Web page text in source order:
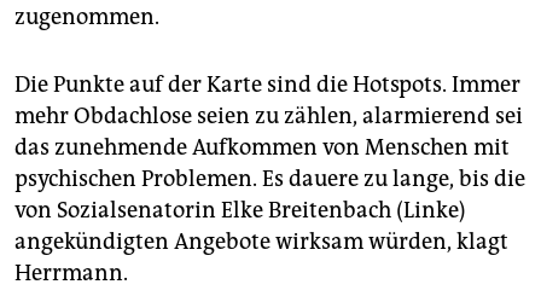
zugenommen.
Die Punkte auf der Karte sind die Hotspots. Immer
mehr Obdachlose seien zu zählen, alarmierend sei
das zunehmende Aufkommen von Menschen mit
psychischen Problemen. Es dauere zu lange, bis die
von Sozialsenatorin Elke Breitenbach (Linke)
angekündigten Angebote wirksam würden, klagt
Herrmann.